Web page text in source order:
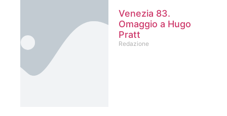
Venezia 83.
Omaggio a Hugo
Pratt
Redazione